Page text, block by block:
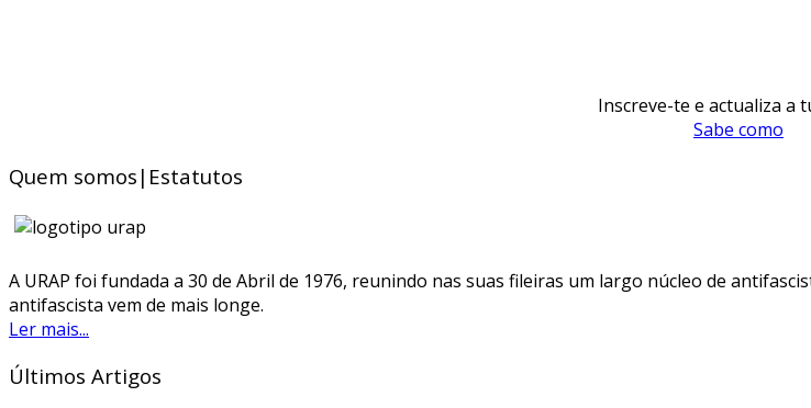
Inscreve-te e actualiza a
Sabe como
Quem somos|Estatutos
A URAP foi fundada a 30 de Abril de 1976, reunindo nas suas fileiras um largo núcleo de
antifascista vem de mais longe.
Ler mais...
Últimos Artigos